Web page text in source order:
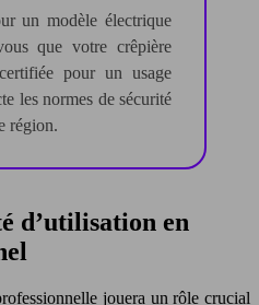
un modèle électrique
que votre crêpière
pour un usage
les normes de sécurité
région.
d’utilisation en
jouera un rôle crucial